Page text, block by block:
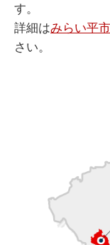
す。
詳細はみらい平
さい。